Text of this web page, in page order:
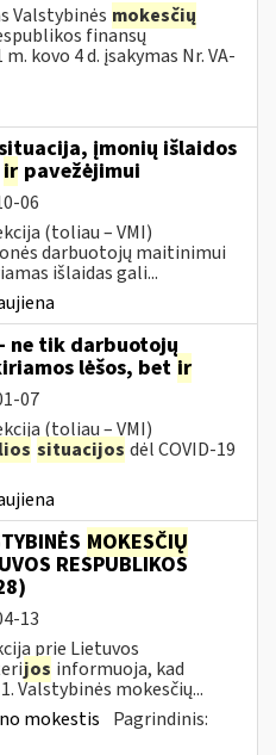
Valstybinės mokesčių
finansų
kovo 4 d. įsakymas Nr. VA-
įmonių išlaidos
ir pavežėjimui
06
(toliau – VMI)
darbuotojų maitinimui
išlaidas gali...
ne tik darbuotojų
lėšos, bet ir
07
(toliau – VMI)
situacijos dėl COVID-19
MOKESČIŲ
RESPUBLIKOS
13
prie Lietuvos
jos informuoja, kad
Valstybinės mokesčių...
mokestis Pagrindinis: